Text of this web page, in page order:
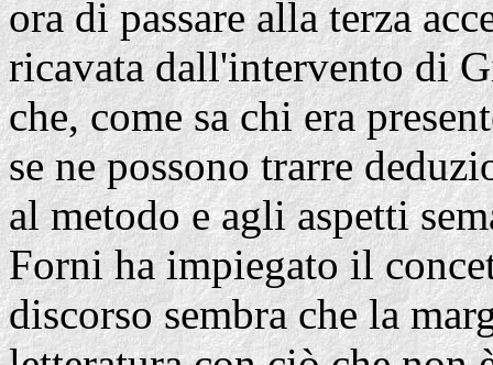
ora di passare alla terza
ricavata dall'intervento di
che, come sa chi era
se ne possono trarre
al metodo e agli aspetti
Forni ha impiegato il
discorso sembra che la